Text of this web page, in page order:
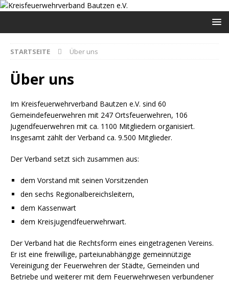
STARTSEITE Über uns
Über uns
Im Kreisfeuerwehrverband Bautzen e.V. sind 60
Gemeindefeuerwehren mit 247 Ortsfeuerwehren, 106
Jugendfeuerwehren mit ca. 1100 Mitgliedern organisiert.
Insgesamt zählt der Verband ca. 9.500 Mitglieder.
Der Verband setzt sich zusammen aus:
dem Vorstand mit seinen Vorsitzenden
den sechs Regionalbereichsleitern,
dem Kassenwart
dem Kreisjugendfeuerwehrwart.
Der Verband hat die Rechtsform eines eingetragenen Vereins.
Er ist eine freiwillige, parteiunabhängige gemeinnützige
Vereinigung der Feuerwehren der Städte, Gemeinden und
Betriebe und weiterer mit dem Feuerwehrwesen verbundener